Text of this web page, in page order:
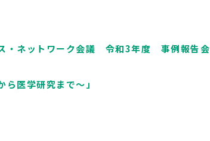
・ネットワーク会議 令和3年度 事例報告会
医学研究まで～」